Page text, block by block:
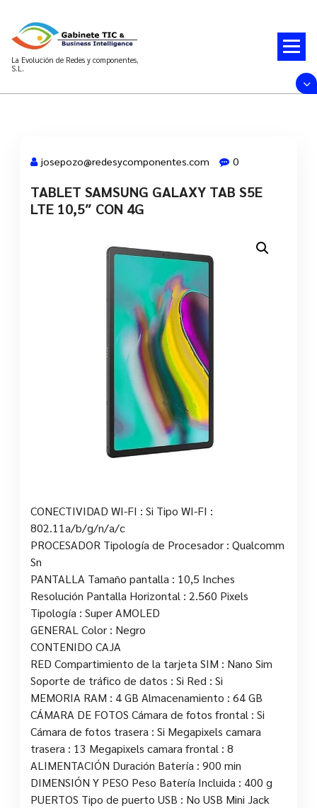
contenido
La Evolución de Redes y componentes,
S.L.
28 Mar, 2022
josepozo@redesycomponentes.com 0
TABLET SAMSUNG GALAXY TAB S5E
LTE 10,5″ CON 4G
CONECTIVIDAD WI-FI : Si Tipo WI-FI :
802.11a/b/g/n/a/c
PROCESADOR Tipología de Procesador : Qualcomm
Sn
PANTALLA Tamaño pantalla : 10,5 Inches
Resolución Pantalla Horizontal : 2.560 Pixels
Tipología : Super AMOLED
GENERAL Color : Negro
CONTENIDO CAJA
RED Compartimiento de la tarjeta SIM : Nano Sim
Soporte de tráfico de datos : Si Red : Si
MEMORIA RAM : 4 GB Almacenamiento : 64 GB
CÁMARA DE FOTOS Cámara de fotos frontal : Si
Cámara de fotos trasera : Si Megapixels camara
trasera : 13 Megapixels camara frontal : 8
ALIMENTACIÓN Duración Batería : 900 min
DIMENSIÓN Y PESO Peso Batería Incluida : 400 g
PUERTOS Tipo de puerto USB : No USB Mini Jack